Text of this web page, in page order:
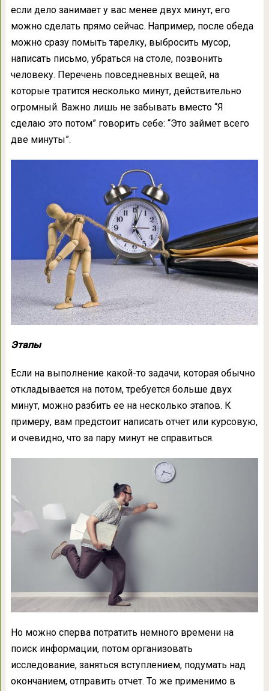
если дело занимает у вас менее двух минут, его
можно сделать прямо сейчас. Например, после обеда
можно сразу помыть тарелку, выбросить мусор,
написать письмо, убраться на столе, позвонить
человеку. Перечень повседневных вещей, на
которые тратится несколько минут, действительно
огромный. Важно лишь не забывать вместо “Я
сделаю это потом” говорить себе: “Это займет всего
две минуты”.
Этапы
Если на выполнение какой-то задачи, которая обычно
откладывается на потом, требуется больше двух
минут, можно разбить ее на несколько этапов. К
примеру, вам предстоит написать отчет или курсовую,
и очевидно, что за пару минут не справиться.
Но можно сперва потратить немного времени на
поиск информации, потом организовать
исследование, заняться вступлением, подумать над
окончанием, отправить отчет. То же применимо в